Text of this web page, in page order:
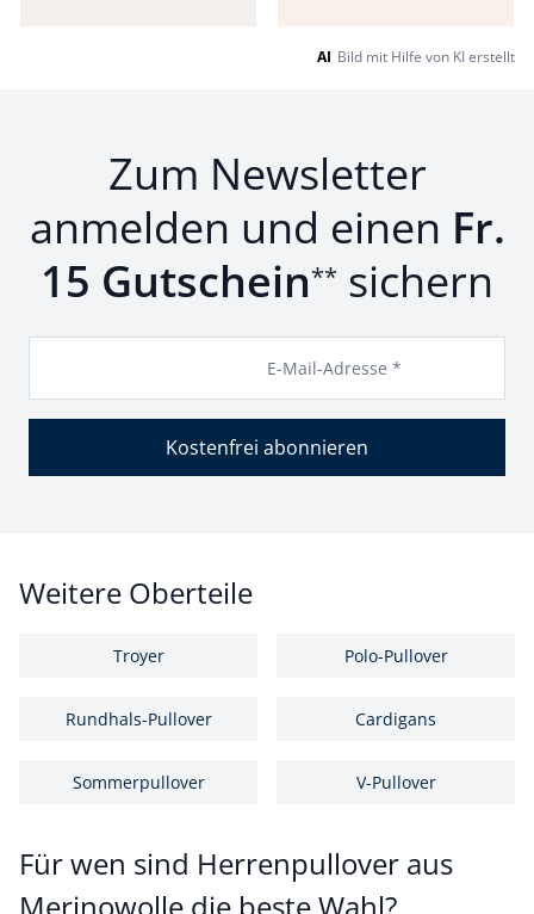
AI Bild mit Hilfe von KI erstellt
Zum Newsletter
anmelden und einen Fr.
15 Gutschein** sichern
E-Mail-Adresse *
Kostenfrei abonnieren
Weitere Oberteile
Troyer Polo-Pullover
Rundhals-Pullover Cardigans
Sommerpullover V-Pullover
Für wen sind Herrenpullover aus